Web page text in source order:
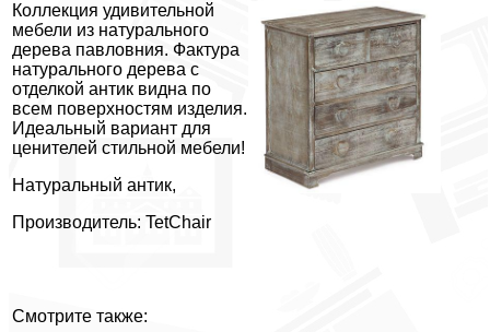
Коллекция удивительной
мебели из натурального
дерева павловния. Фактура
натурального дерева с
отделкой антик видна по
всем поверхностям изделия.
Идеальный вариант для
ценителей стильной мебели!
Натуральный антик,
Производитель: TetChair
Смотрите также: